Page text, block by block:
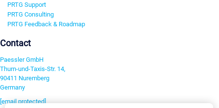
PRTG Support
PRTG Consulting
PRTG Feedback & Roadmap
Contact
Paessler GmbH
Thurn-und-Taxis-Str. 14,
90411 Nuremberg
Germany
[email protected]